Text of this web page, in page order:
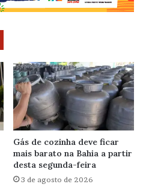
Gás de cozinha deve ficar
mais barato na Bahia a partir
desta segunda-feira
3 de agosto de 2026